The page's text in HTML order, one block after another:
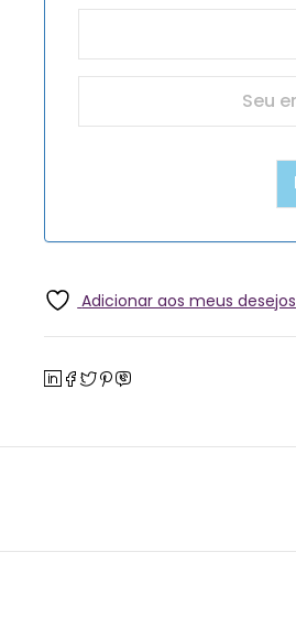
Adicionar aos meus desejos